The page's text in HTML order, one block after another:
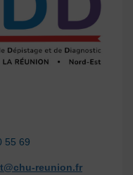
55 69
reunion.fr